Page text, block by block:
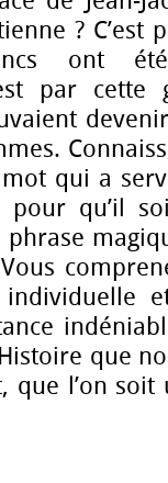
? C’est
ont été
par
qui a
qu’il
que
que l’on